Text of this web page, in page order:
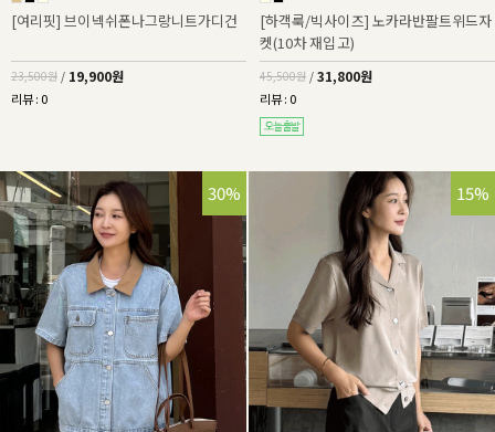
[여리핏] 브이넥쉬폰나그랑니트가디건
23,500원 / 19,900원
리뷰 : 0
[하객룩/빅사이즈] 노카라반팔트위드자
켓(10차 재입고)
45,500원 / 31,800원
리뷰 : 0
30% 15%